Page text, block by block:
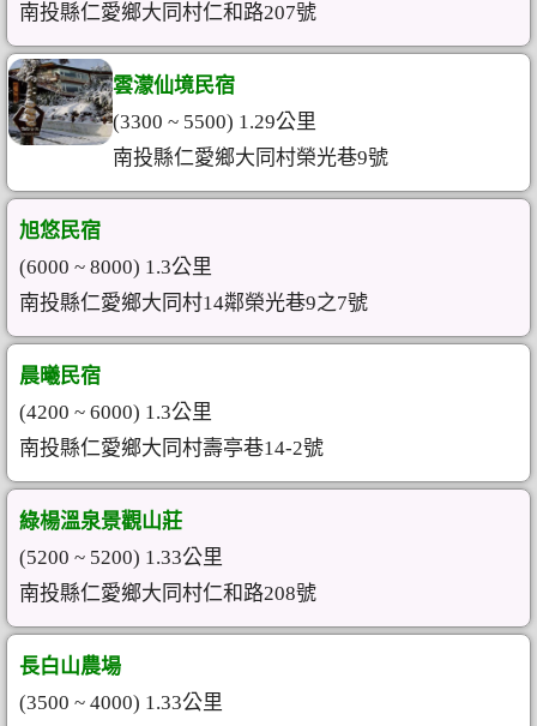
南投縣仁愛鄉大同村仁和路207號
雲濛仙境民宿
(3300 ~ 5500) 1.29公里
南投縣仁愛鄉大同村榮光巷9號
旭悠民宿
(6000 ~ 8000) 1.3公里
南投縣仁愛鄉大同村14鄰榮光巷9之7號
晨曦民宿
(4200 ~ 6000) 1.3公里
南投縣仁愛鄉大同村壽亭巷14-2號
綠楊溫泉景觀山莊
(5200 ~ 5200) 1.33公里
南投縣仁愛鄉大同村仁和路208號
長白山農場
(3500 ~ 4000) 1.33公里